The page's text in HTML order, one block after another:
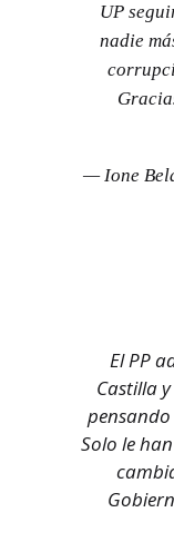
UP
nadie
— Ione
El PP
Castilla
pensando
Solo le